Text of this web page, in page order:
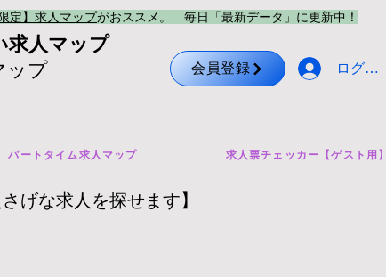
定】求人マップがおススメ。 毎日「最新データ」に更新中！
求人マップ
ップ 会員登録 ログイン
パートタイム求人マップ 求人票チェッカー【ゲスト用】
げな求人を探せます】